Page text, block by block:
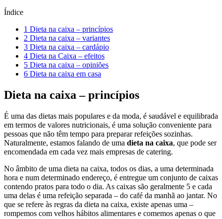
Índice
1 Dieta na caixa – princípios
2 Dieta na caixa – variantes
3 Dieta na caixa – cardápio
4 Dieta na Caixa – efeitos
5 Dieta na caixa – opiniões
6 Dieta na caixa em casa
Dieta na caixa – princípios
É uma das dietas mais populares e da moda, é saudável e equilibrada
em termos de valores nutricionais, é uma solução conveniente para
pessoas que não têm tempo para preparar refeições sozinhas.
Naturalmente, estamos falando de uma dieta na caixa, que pode ser
encomendada em cada vez mais empresas de catering.
No âmbito de uma dieta na caixa, todos os dias, a uma determinada
hora e num determinado endereço, é entregue um conjunto de caixas
contendo pratos para todo o dia. As caixas são geralmente 5 e cada
uma delas é uma refeição separada – do café da manhã ao jantar. No
que se refere às regras da dieta na caixa, existe apenas uma –
rompemos com velhos hábitos alimentares e comemos apenas o que